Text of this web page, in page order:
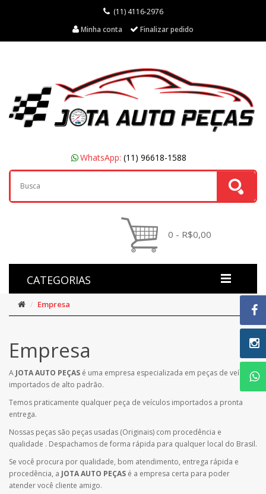
(11) 4116-2976
Minha conta
Finalizar pedido
WhatsApp: (11) 96618-1588
0 - R$0,00
CATEGORIAS
Empresa
Empresa
A JOTA AUTO PEÇAS é uma empresa especializada em peças de veículos
importados de alto padrão.
Temos praticamente qualquer peça de veículos importados a pronta
entrega.
Nossas peças são peças usadas (Originais) com procedência e
qualidade . Despachamos de forma rápida para qualquer local do Brasil.
Se você procura por qualidade, bom atendimento, entrega rápida e
procedência, a JOTA AUTO PEÇAS é a empresa certa para poder
atender você cliente amigo.